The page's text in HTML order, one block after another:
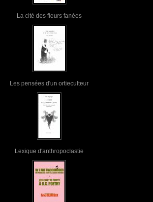
La cité des fleurs fanées
Les pensées d'un ortieculteur
Lexique d'anthropoclastie